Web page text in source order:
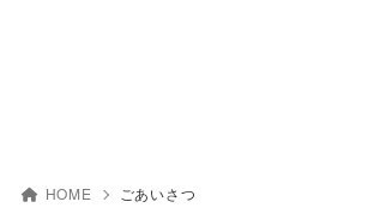
HOME ごあいさつ